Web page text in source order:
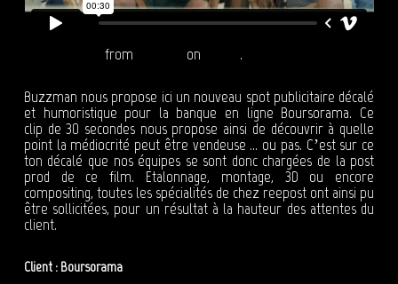
from on .
Buzzman nous propose ici un nouveau spot publicitaire décalé
et humoristique pour la banque en ligne Boursorama. Ce
clip de 30 secondes nous propose ainsi de découvrir à quelle
point la médiocrité peut être vendeuse … ou pas. C’est sur ce
ton décalé que nos équipes se sont donc chargées de la post
prod de ce film. Etalonnage, montage, 3D ou encore
compositing, toutes les spécialités de chez reepost ont ainsi pu
être sollicitées, pour un résultat à la hauteur des attentes du
client.
Client : Boursorama